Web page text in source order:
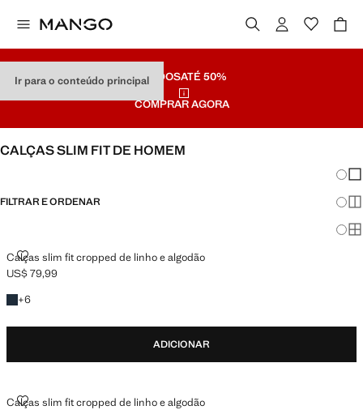
Ir para o conteúdo principalSALDOSATÉ 50%
COMPRAR AGORA
CALÇAS SLIM FIT DE HOMEM
FILTRAR E ORDENAR
Calças slim fit cropped de linho e algodão
CALÇAS SLIM FIT CROPPED DE LINHO E ALGODÃO
Preço atual [US$ 79,99 ]
US$ 79,99
+6
+6 cores
ADICIONAR
Calças slim fit cropped de linho e algodão
CALÇAS SLIM FIT CROPPED DE LINHO E ALGODÃO